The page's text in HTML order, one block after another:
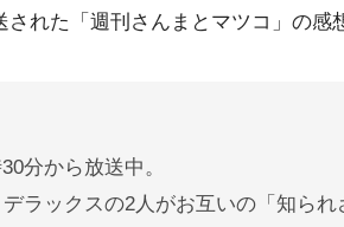
れた「週刊さんまとマツコ」の感
分から放送中。
ラックスの2人がお互いの「知られ